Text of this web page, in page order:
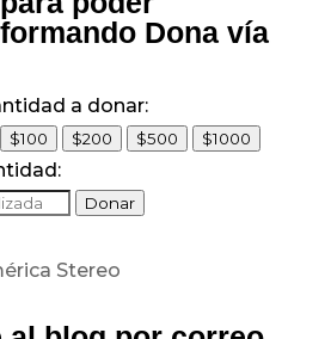
Dona vía
a donar:
$100 $200 $500 $1000
Donar